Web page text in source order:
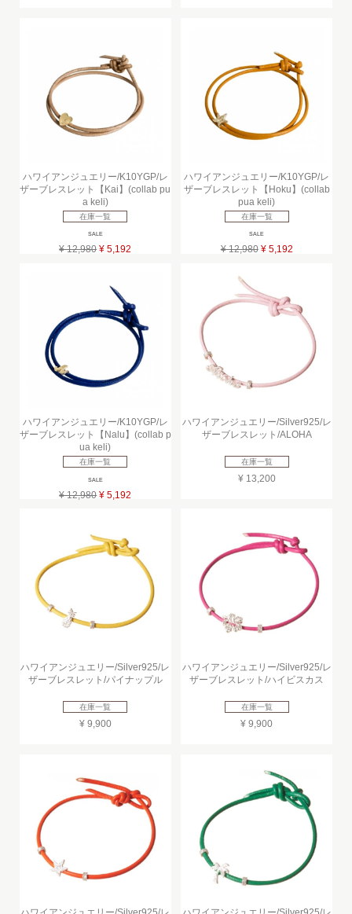
ハワイアンジュエリー/K10YGP/レ
ザーブレスレット【Kai】(collab pu
a keli)
在庫一覧
SALE
¥ 12,980 ¥ 5,192
ハワイアンジュエリー/K10YGP/レ
ザーブレスレット【Hoku】(collab
pua keli)
在庫一覧
SALE
¥ 12,980 ¥ 5,192
ハワイアンジュエリー/K10YGP/レ
ザーブレスレット【Nalu】(collab p
ua keli)
在庫一覧
SALE
¥ 12,980 ¥ 5,192
ハワイアンジュエリー/Silver925/レ
ザーブレスレット/ALOHA
在庫一覧
¥ 13,200
ハワイアンジュエリー/Silver925/レ
ザーブレスレット/パイナップル
在庫一覧
¥ 9,900
ハワイアンジュエリー/Silver925/レ
ザーブレスレット/ハイビスカス
在庫一覧
¥ 9,900